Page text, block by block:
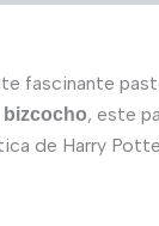
fascinante
bizcocho, este
de Harry